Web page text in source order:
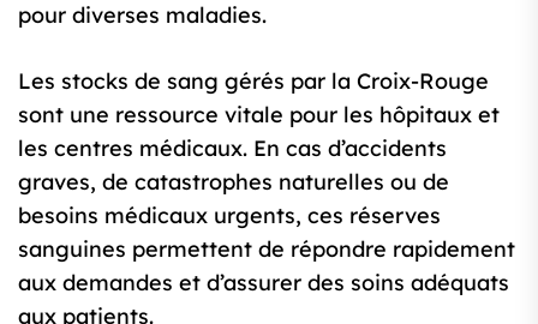
pour diverses maladies.
Les stocks de sang gérés par la Croix-Rouge
sont une ressource vitale pour les hôpitaux et
les centres médicaux. En cas d’accidents
graves, de catastrophes naturelles ou de
besoins médicaux urgents, ces réserves
sanguines permettent de répondre rapidement
aux demandes et d’assurer des soins adéquats
aux patients.